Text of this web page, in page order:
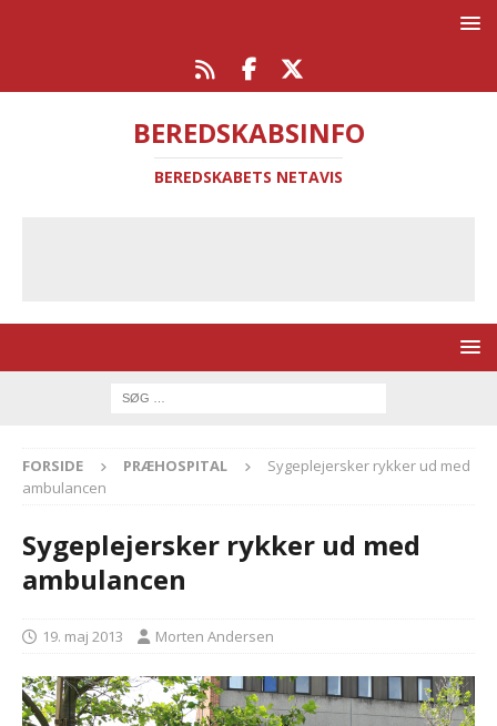
BEREDSKABSINFO
BEREDSKABETS NETAVIS
FORSIDE PRÆHOSPITAL
Sygeplejersker rykker ud med
ambulancen
Sygeplejersker rykker ud med
ambulancen
19. maj 2013 Morten Andersen